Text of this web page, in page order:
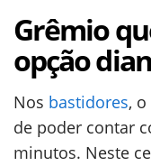
Grêmio
opção
Nos bastidores, o
de poder contar
minutos. Neste